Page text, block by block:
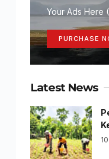
Your Ads Here
PURCHASE
Latest News